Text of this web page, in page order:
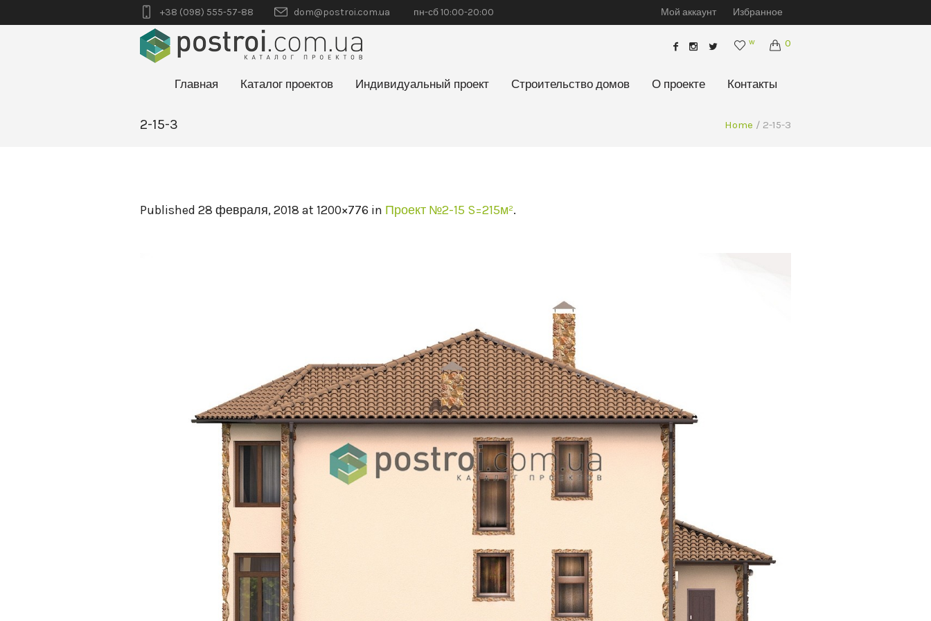
Мой аккаунт Избранное
+38 (098) 555-57-88 dom@postroi.com.ua пн-сб 10:00-20:00
0
w
Главная Каталог проектов Индивидуальный проект Строительство домов О проекте Контакты
2-15-3 Home / 2-15-3
Published 28 февраля, 2018 at 1200×776 in Проект №2-15 S=215м².